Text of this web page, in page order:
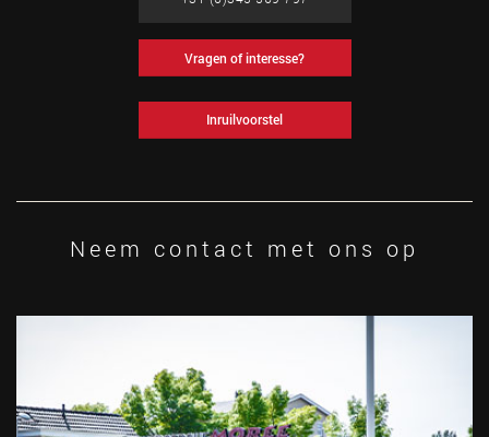
Vragen of interesse?
Inruilvoorstel
Neem contact met ons op